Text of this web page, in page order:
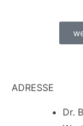
ADRESSE
Dr.